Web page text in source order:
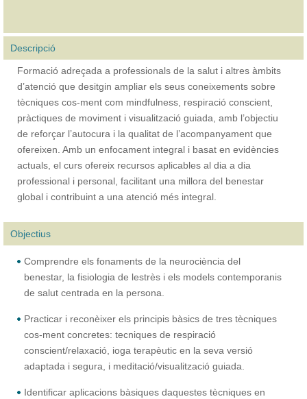
Descripció
Formació adreçada a professionals de la salut i altres àmbits
d’atenció que desitgin ampliar els seus coneixements sobre
tècniques cos-ment com mindfulness, respiració conscient,
pràctiques de moviment i visualització guiada, amb l’objectiu
de reforçar l’autocura i la qualitat de l’acompanyament que
ofereixen. Amb un enfocament integral i basat en evidències
actuals, el curs ofereix recursos aplicables al dia a dia
professional i personal, facilitant una millora del benestar
global i contribuint a una atenció més integral.
Objectius
Comprendre els fonaments de la neurociència del
benestar, la fisiologia de lestrès i els models contemporanis
de salut centrada en la persona.
Practicar i reconèixer els principis bàsics de tres tècniques
cos-ment concretes: tecniques de respiració
conscient/relaxació, ioga terapèutic en la seva versió
adaptada i segura, i meditació/visualització guiada.
Identificar aplicacions bàsiques daquestes tècniques en